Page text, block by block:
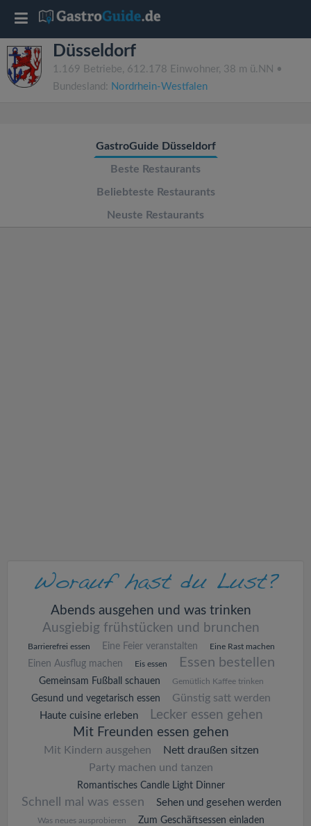
Düsseldorf
1.169 Betriebe, 612.178 Einwohner, 38 m ü.NN •
Bundesland: Nordrhein-Westfalen
GastroGuide Düsseldorf
Beste Restaurants
Beliebteste Restaurants
Neuste Restaurants
Abends ausgehen und was trinken
Ausgiebig frühstücken und brunchen
Barrierefrei essen Eine Feier veranstalten Eine Rast machen
Einen Ausflug machen Eis essen Essen bestellen
Gemeinsam Fußball schauen Gemütlich Kaffee trinken
Gesund und vegetarisch essen Günstig satt werden
Haute cuisine erleben
Lecker essen gehen
Mit Freunden essen gehen
Mit Kindern ausgehen
Nett draußen sitzen
Party machen und tanzen
Romantisches Candle Light Dinner
Schnell mal was essen Sehen und gesehen werden
Was neues ausprobieren Zum Geschäftsessen einladen
T
o
g